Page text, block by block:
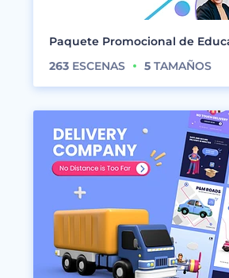
Paquete Promocional de
263 ESCENAS 5 TAMAÑOS